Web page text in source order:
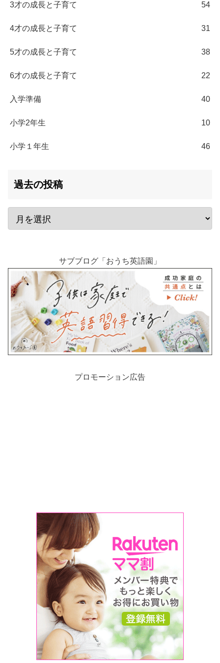
3才の成長と子育て 54
4才の成長と子育て 31
5才の成長と子育て 38
6才の成長と子育て 22
入学準備 40
小学2年生 10
小学１年生 46
過去の投稿
サブブログ「おうち英語園」
プロモーション広告